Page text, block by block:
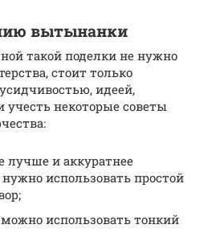
вытынанки
такой поделки не нужно
стоит только
идеей,
учесть некоторые советы
лучше и аккуратнее
использовать простой
использовать тонкий